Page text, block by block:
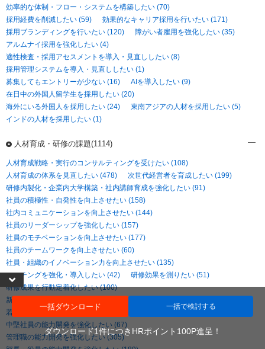
一括ダウンロード 一括で検討する
ダウンロード1件につきHRポイント100P進呈！
効率的な体制・フロー・システムを構築したい (70)
採用経費を削減したい (59)
効果的なキャリア採用を行いたい (171)
採用ブランディングを行いたい (120)
障がい者雇用を強化したい (35)
アルムナイ採用を強化したい (4)
適性検査・採用アセスメントを導入・見直ししたい (8)
採用管理システムを導入・見直ししたい (1)
募集してもエントリーが少ない (16)
AIを導入したい (9)
在日中の外国人留学生を採用したい (20)
海外にいる外国人を採用したい (24)
東南アジアの人材を採用したい (5)
インドの人材を採用したい (1)
人材育成・研修の課題(1114)
人材育成戦略・実行のコンサルティングを受けたい (108)
人材育成の体系を見直したい (478)
次世代経営者を育成したい (199)
研修内製化・企業内大学構築・社内講師育成を強化したい (91)
社員の積極性・自発性を向上させたい (158)
社内コミュニケーションを向上させたい (144)
社員のリーダーシップを強化したい (157)
社員のモチベーションを向上させたい (177)
社員のチームワークを向上させたい (60)
社員・組織のイノベーション力を向上させたい (135)
コーチングを強化・導入したい (42)
研修効果を測りたい (51)
研修成果を行動定着化したい (100)
新入社員の能力開発を強化したい (227)
若手社員の能力開発を強化したい (153)
中堅社員の能力開発を強化したい (67)
管理職の能力開発を強化したい (305)